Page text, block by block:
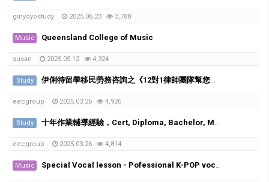
ginyoyostudy 2025.06.23 3,788
Music Queensland College of Music
susan 2025.05.12 4,324
Study 伊俐特留學移民勞務咨詢之《12對1律師團隊幫您處理挂科，學術不端，被勸退等申訴》
eecgroup 2025.03.26 4,926
Study 十年作業輔導經驗，Cert, Diploma, Bachelor, Master都接。
eecgroup 2025.03.26 4,814
Music Special Vocal lesson - Pofessional K-POP vocal trainer with 20years of experience